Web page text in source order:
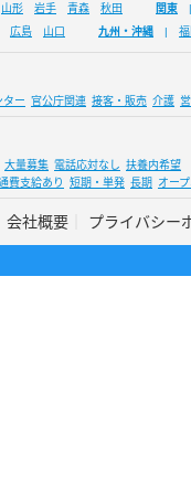
山形 岩手 青森 秋田 関東
広島 山口 九州・沖縄 福
ター 官公庁関連 接客・販売 介護
大量募集 電話応対なし 扶養内希望
費支給あり 短期・単発 長期 オー
会社概要 プライバシー